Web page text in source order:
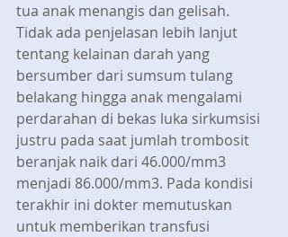
tua anak menangis dan gelisah.
Tidak ada penjelasan lebih lanjut
tentang kelainan darah yang
bersumber dari sumsum tulang
belakang hingga anak mengalami
perdarahan di bekas luka sirkumsisi
justru pada saat jumlah trombosit
beranjak naik dari 46.000/mm3
menjadi 86.000/mm3. Pada kondisi
terakhir ini dokter memutuskan
untuk memberikan transfusi